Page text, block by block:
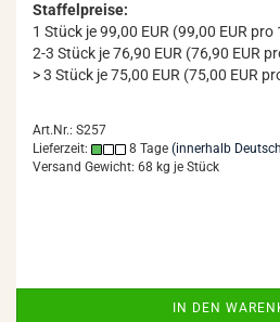
Staffelpreise:
1 Stück je 99,00 EUR (99,00 EUR pro
2-3 Stück je 76,90 EUR (76,90 EUR
> 3 Stück je 75,00 EUR (75,00 EUR
Art.Nr.: S257
Lieferzeit:
8 Tage (innerhalb
Versand Gewicht: 68 kg je Stück
IN DEN